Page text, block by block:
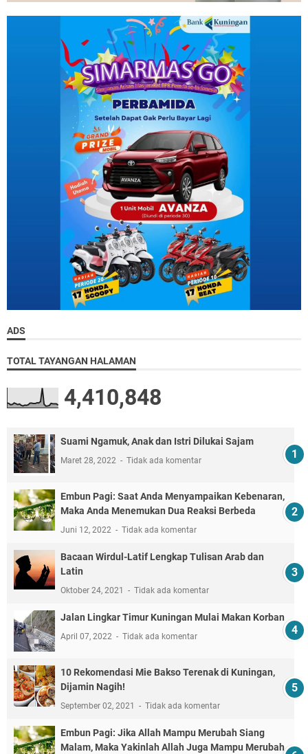
ADS
TOTAL TAYANGAN HALAMAN
4,410,848
Suami Ngamuk, Anak dan Istri Dilukai Sajam
Maret 28, 2022 Tidak ada komentar
Embun Pagi: Saat Anda Menyampaikan Kebenaran,
Maka Anda Menemukan Dua Reaksi Berbeda
Juni 12, 2022 Tidak ada komentar
Bacaan Wirdul-Latif Lengkap Tulisan Arab dan
Latin
Oktober 24, 2021 Tidak ada komentar
Jalan Lingkar Timur Kuningan Mulai Makan Korban
April 07, 2022 Tidak ada komentar
10 Rekomendasi Mie Bakso Terenak di Kuningan,
Dijamin Nagih!
September 02, 2021 Tidak ada komentar
Embun Pagi: Jika Allah Mampu Merubah Siang
Malam, Maka Yakinlah Allah Juga Mampu Merubah